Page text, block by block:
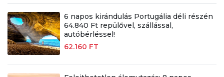
6 napos kirándulás Portugália déli részén
64.840 Ft repülővel, szállással,
autóbérléssel!
62.160 FT